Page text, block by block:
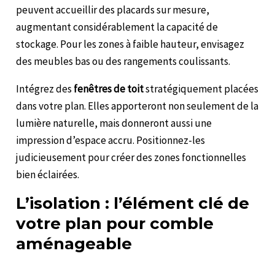
peuvent accueillir des placards sur mesure,
augmentant considérablement la capacité de
stockage. Pour les zones à faible hauteur, envisagez
des meubles bas ou des rangements coulissants.
Intégrez des fenêtres de toitstratégiquement placées
dans votre plan. Elles apporteront non seulement de la
lumière naturelle, mais donneront aussi une
impression d’espace accru. Positionnez-les
judicieusement pour créer des zones fonctionnelles
bien éclairées.
L’isolation : l’élément clé de
votre plan pour comble
aménageable